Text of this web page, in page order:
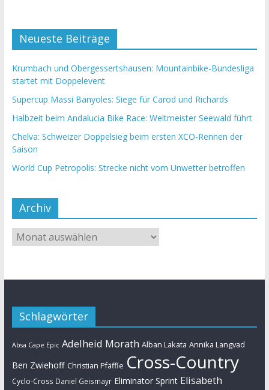
Neueste Beiträge
Krumbach und Obergessertshausen: Mountainbike-Bundesliga
startet mit Doppelevent
Supercup Massi Banyoles: Siege für Carod und Richards
Halbzeit beim Andalucia Bike Race: Weltmeister Seewald führt
Chelva: Schweizer Doppelsieg beim ersten XCO-Rennen der
Saison
World Cup Petropolis: Strecke nicht vom Unwetter betroffen
Archiv
Schlagwörter
Absa Cape Epic Adelheid Morath Alban Lakata Annika Langvad
Ben Zwiehoff Christian Pfäffle Cross-Country
Cyclo-Cross Daniel Geismayr Eliminator Sprint Elisabeth